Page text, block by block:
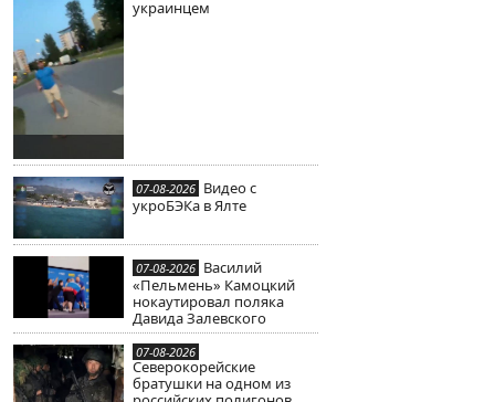
украинцем
07-08-2026 Видео с
укроБЭКа в Ялте
07-08-2026 Василий
«Пельмень» Камоцкий
нокаутировал поляка
Давида Залевского
07-08-2026
Северокорейские
братушки на одном из